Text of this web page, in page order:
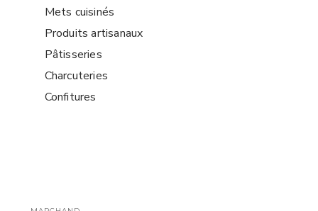
Mets cuisinés
Produits artisanaux
Pâtisseries
Charcuteries
Confitures